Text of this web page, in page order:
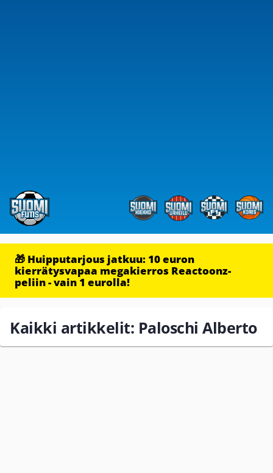
🎁 Huipputarjous jatkuu: 10 euron
kierrätysvapaa megakierros Reactoonz-
peliin - vain 1 eurolla!
Kaikki artikkelit: Paloschi Alberto